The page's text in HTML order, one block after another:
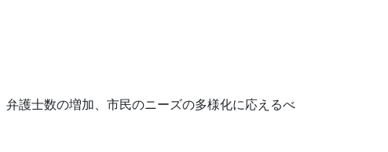
護士数の増加、市民のニーズの多様化に応えるべ